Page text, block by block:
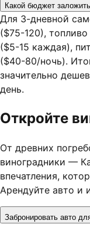
Какой бюджет
Для 3-дневной
($75-120),
($5-15 каждая),
($40-80/ночь).
значительно
день.
Откройте
От древних
виноградники —
впечатления,
Арендуйте авто и
Забронировать авто